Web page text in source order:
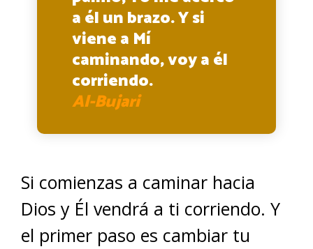
a él un brazo. Y si
viene a Mí
caminando, voy a él
corriendo.
Al-Bujari
Si comienzas a caminar hacia
Dios y Él vendrá a ti corriendo. Y
el primer paso es cambiar tu